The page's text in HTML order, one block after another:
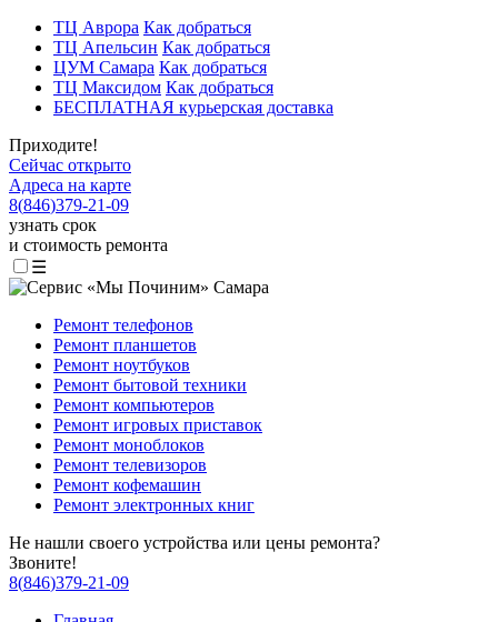
ТЦ Аврора Как добраться
ТЦ Апельсин Как добраться
ЦУМ Самара Как добраться
ТЦ Максидом Как добраться
БЕСПЛАТНАЯ курьерская доставка
Приходите!
Сейчас открыто
Адреса на карте
8(846)379-21-09
узнать срок
и стоимость ремонта
☰
Ремонт телефонов
Ремонт планшетов
Ремонт ноутбуков
Ремонт бытовой техники
Ремонт компьютеров
Ремонт игровых приставок
Ремонт моноблоков
Ремонт телевизоров
Ремонт кофемашин
Ремонт электронных книг
Не нашли своего устройства или цены ремонта?
Звоните!
8(846)379-21-09